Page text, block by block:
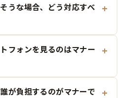
うな場合、どう対応すべ
フォンを見るのはマナー
が負担するのがマナーで